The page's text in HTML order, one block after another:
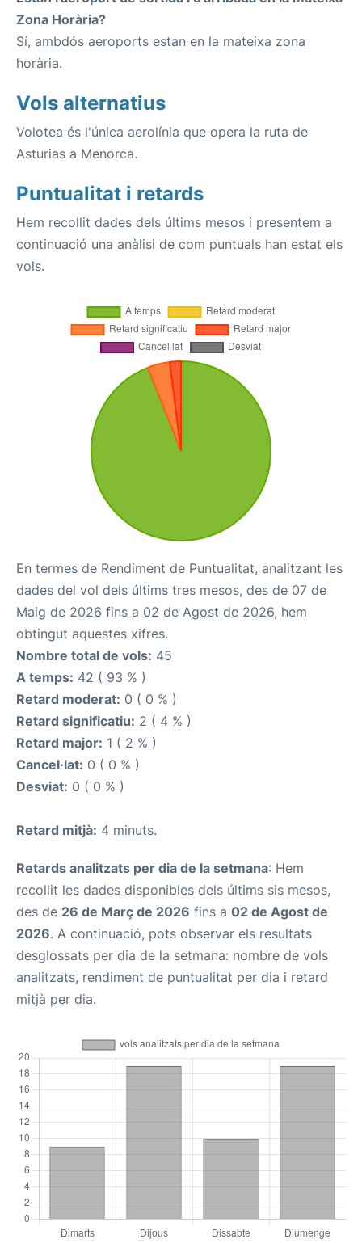
Zona Horària?
Sí, ambdós aeroports estan en la mateixa zona
horària.
Vols alternatius
Volotea és l'única aerolínia que opera la ruta de
Asturias a Menorca.
Puntualitat i retards
Hem recollit dades dels últims mesos i presentem a
continuació una anàlisi de com puntuals han estat els
vols.
En termes de Rendiment de Puntualitat, analitzant les
dades del vol dels últims tres mesos, des de 07 de
Maig de 2026 fins a 02 de Agost de 2026, hem
obtingut aquestes xifres.
Nombre total de vols: 45
A temps: 42 ( 93 % )
Retard moderat: 0 ( 0 % )
Retard significatiu: 2 ( 4 % )
Retard major: 1 ( 2 % )
Cancel·lat: 0 ( 0 % )
Desviat: 0 ( 0 % )
Retard mitjà: 4 minuts.
Retards analitzats per dia de la setmana: Hem
recollit les dades disponibles dels últims sis mesos,
des de 26 de Març de 2026 fins a 02 de Agost de
2026. A continuació, pots observar els resultats
desglossats per dia de la setmana: nombre de vols
analitzats, rendiment de puntualitat per dia i retard
mitjà per dia.